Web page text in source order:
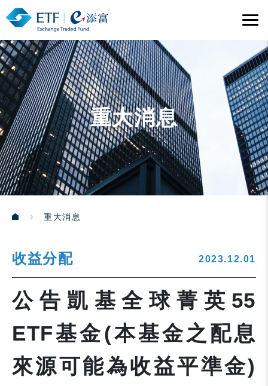
重大消息
重大消息
收益分配 2023.12.01
公告凱基全球菁英55
ETF基金(本基金之配息
來源可能為收益平準金)